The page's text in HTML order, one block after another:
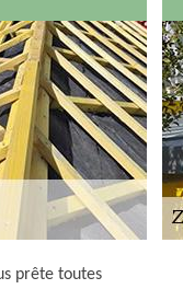
prête toutes